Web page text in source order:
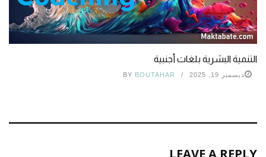
التنمية البشرية بلغات أجنبية
ديسمبر 19, 2025 BY BOUTAHAR
LEAVE A REPLY